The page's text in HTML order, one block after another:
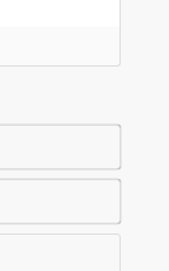
Nom*
E-